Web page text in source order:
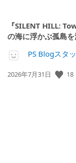
『SILENT HILL:
の海に浮かぶ孤島
PS Blogスタ
公
2026年7月31日 18